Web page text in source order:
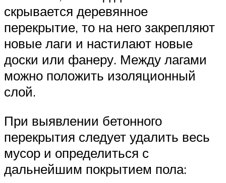
скрывается деревянное
перекрытие, то на него закрепляют
новые лаги и настилают новые
доски или фанеру. Между лагами
можно положить изоляционный
слой.
При выявлении бетонного
перекрытия следует удалить весь
мусор и определиться с
дальнейшим покрытием пола: